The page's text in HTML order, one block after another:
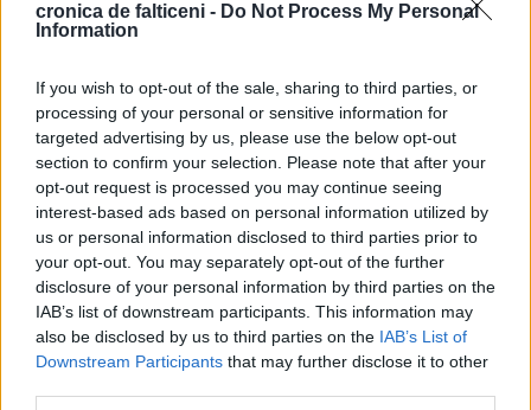
cronica de falticeni - Do Not Process My Personal
Information
If you wish to opt-out of the sale, sharing to third parties, or
processing of your personal or sensitive information for
targeted advertising by us, please use the below opt-out
section to confirm your selection. Please note that after your
opt-out request is processed you may continue seeing
interest-based ads based on personal information utilized by
us or personal information disclosed to third parties prior to
your opt-out. You may separately opt-out of the further
disclosure of your personal information by third parties on the
IAB’s list of downstream participants. This information may
also be disclosed by us to third parties on the IAB’s List of
Downstream Participants that may further disclose it to other
EVENIMENT
19.06.2026
Zilele Municipiului Fălticeni.
Organizatorii au finalizat programul
ediției 2026
EVENIMENT EVENIMENT